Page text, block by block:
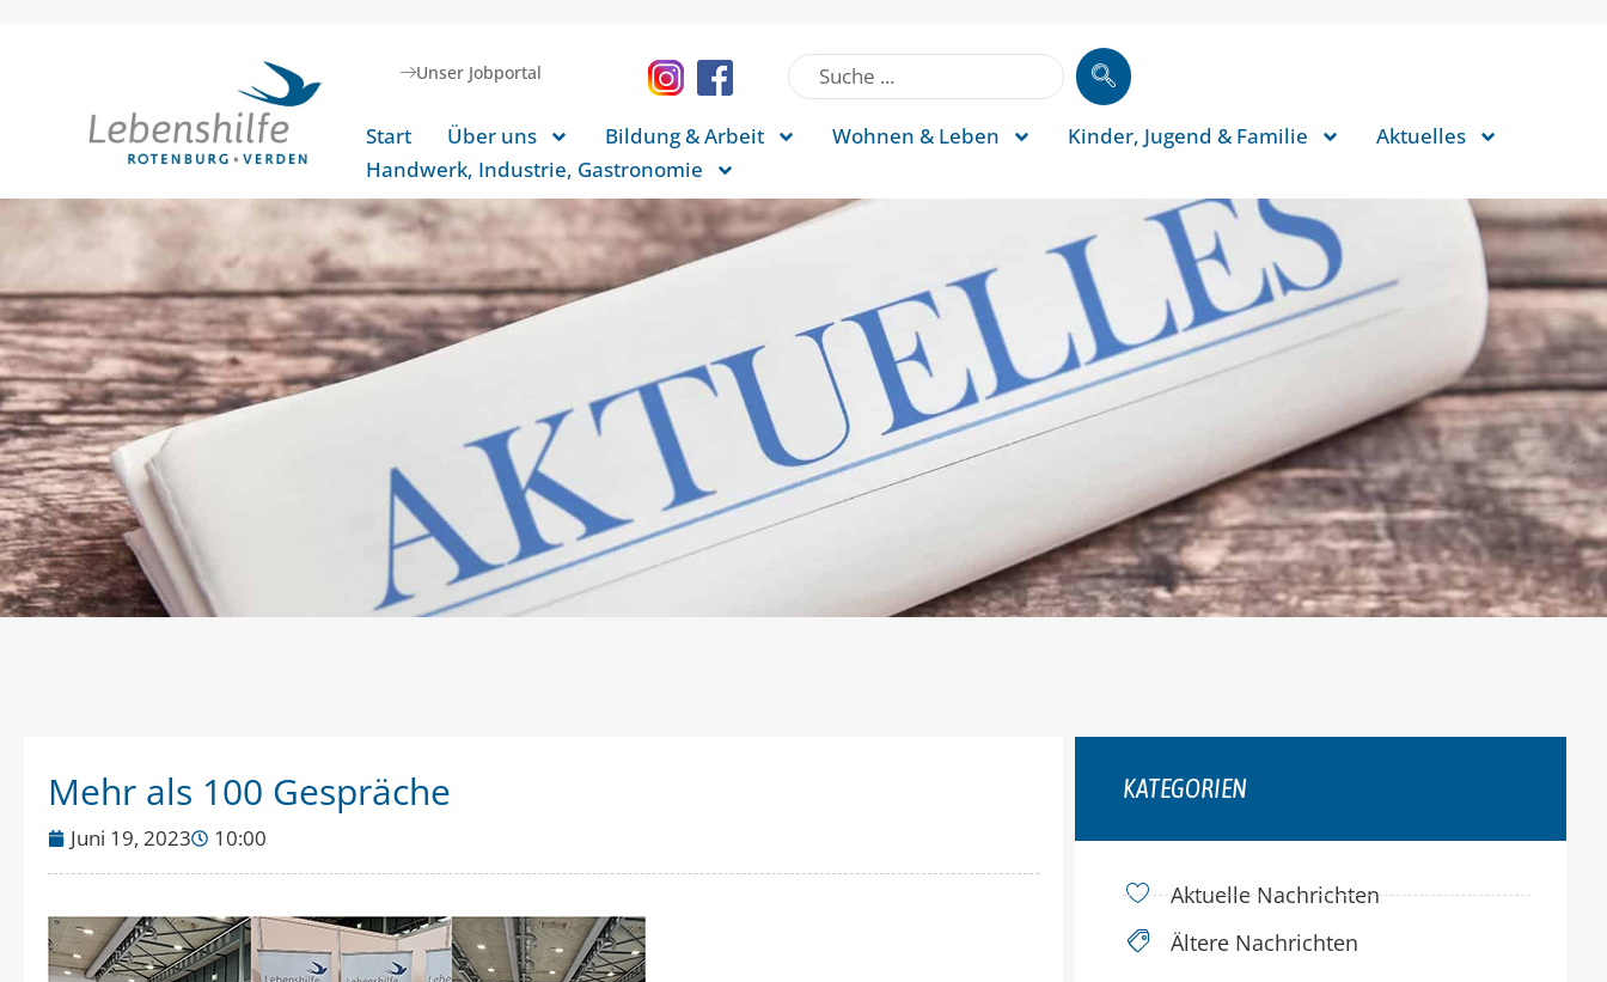
Unser Jobportal
Start Über uns Bildung & Arbeit Wohnen & Leben Kinder, Jugend & Familie
Aktuelles
Handwerk, Industrie, Gastronomie
Mehr als 100 Gespräche
Juni 19, 2023 10:00
KATEGORIEN
Aktuelle Nachrichten
Ältere Nachrichten